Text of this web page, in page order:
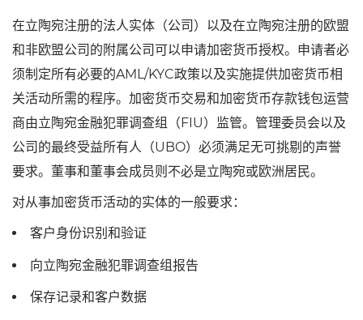
在立陶宛注册的法人实体（公司）以及在立陶宛注册的欧盟
和非欧盟公司的附属公司可以申请加密货币授权。申请者必
须制定所有必要的AML/KYC政策以及实施提供加密货币相
关活动所需的程序。加密货币交易和加密货币存款钱包运营
商由立陶宛金融犯罪调查组（FIU）监管。管理委员会以及
公司的最终受益所有人（UBO）必须满足无可挑剔的声誉
要求。董事和董事会成员则不必是立陶宛或欧洲居民。
对从事加密货币活动的实体的一般要求：
客户身份识别和验证
向立陶宛金融犯罪调查组报告
保存记录和客户数据